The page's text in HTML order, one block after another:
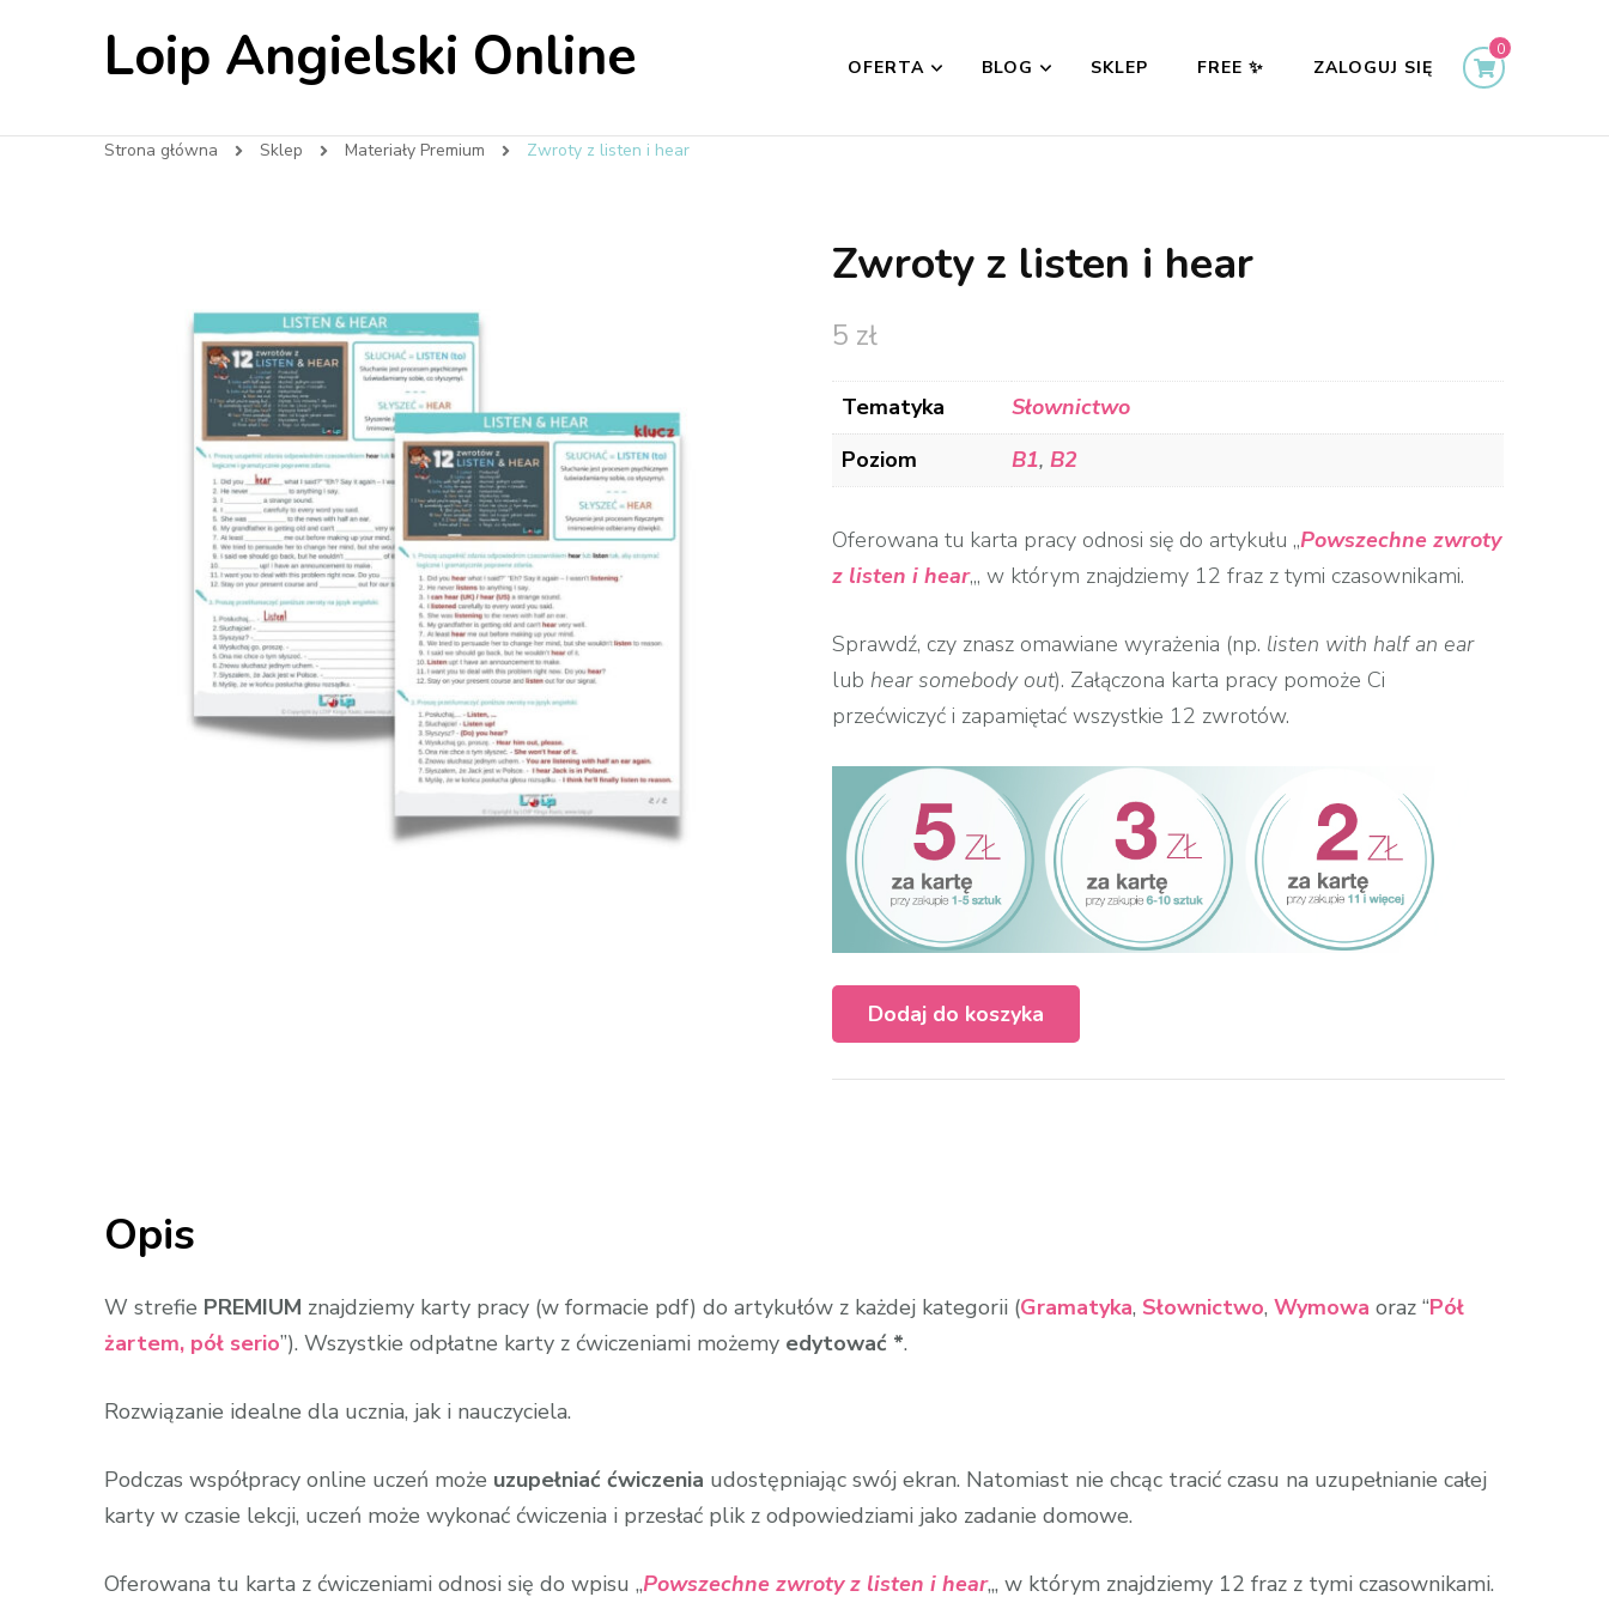
Loip Angielski Online OFERTA BLOG SKLEP FREE ✨ ZALOGUJ SIĘ
0
Strona główna Sklep Materiały Premium Zwroty z listen i hear
Zwroty z listen i hear
5 zł
Tematyka
Słownictwo
Poziom
B1,B2
Oferowana tu karta pracy odnosi się do artykułu „Powszechne zwroty
z listen i hear„, w którym znajdziemy 12 fraz z tymi czasownikami.
Sprawdź, czy znasz omawiane wyrażenia (np. listen with half an ear
lubhear somebody out). Załączona karta pracy pomoże Ci
przećwiczyć i zapamiętać wszystkie 12 zwrotów.
Dodaj do koszyka
Opis
W strefie PREMIUM znajdziemy karty pracy (w formacie pdf) do artykułów z każdej kategorii (Gramatyka, Słownictwo, Wymowa oraz “Pół
żartem, pół serio”). Wszystkie odpłatne karty z ćwiczeniami możemy edytować *.
Rozwiązanie idealne dla ucznia, jak i nauczyciela.
Podczas współpracy online uczeń może uzupełniać ćwiczenia udostępniając swój ekran. Natomiast nie chcąc tracić czasu na uzupełnianie całej
karty w czasie lekcji, uczeń może wykonać ćwiczenia i przesłać plik z odpowiedziami jako zadanie domowe.
Oferowana tu karta z ćwiczeniami odnosi się do wpisu „Powszechne zwroty z listen i hear„, w którym znajdziemy 12 fraz z tymi czasownikami.